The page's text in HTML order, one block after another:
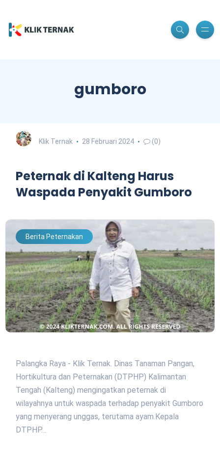
gumboro
Klik Ternak 28 Februari 2024 (0)
Peternak di Kalteng Harus
Waspada Penyakit Gumboro
Berita Peternakan
Palangka Raya - Klik Ternak. Dinas Tanaman Pangan,
Hortikultura dan Peternakan (DTPHP) Kalimantan
Tengah (Kalteng) mengingatkan peternak di
wilayahnya untuk waspada terhadap penyakit Gumboro
yang menyerang unggas, terutama ayam.Kepala
DTPHP…